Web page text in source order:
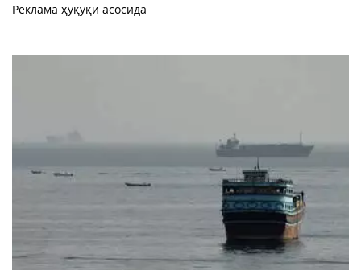
Реклама ҳуқуқи асосида